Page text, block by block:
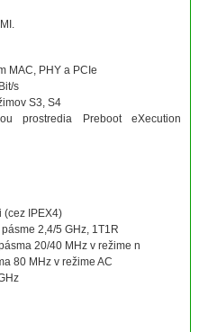
MAC, PHY a PCIe
s
S3, S4
prostredia Preboot eXecution
(cez IPEX4)
2,4/5 GHz, 1T1R
20/40 MHz v režime n
80 MHz v režime AC